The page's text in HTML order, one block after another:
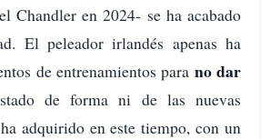
Chandler en 2024- se ha acabado
El peleador irlandés apenas ha
de entrenamientos para no dar
de forma ni de las nuevas
adquirido en este tiempo, con un